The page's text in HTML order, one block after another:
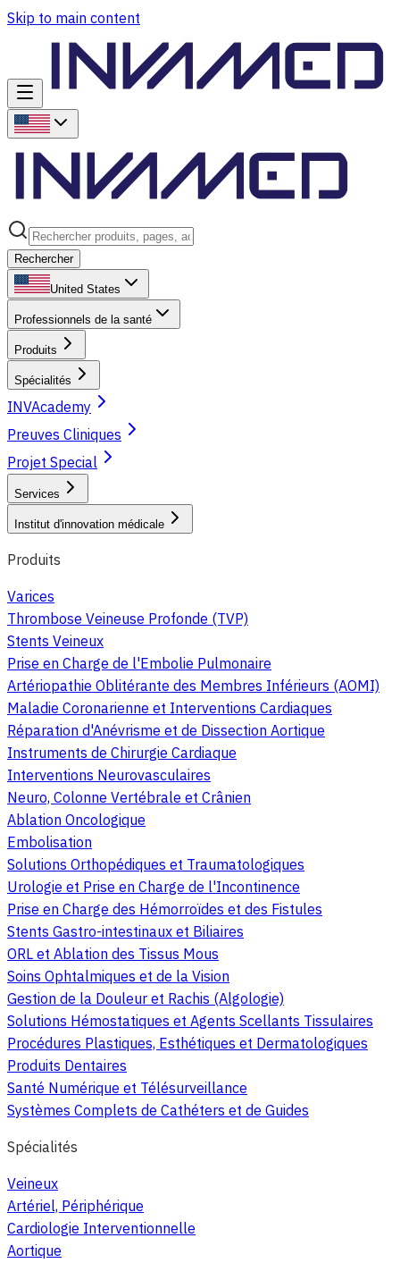
Skip to main content
Rechercher
United States
Professionnels de la santé
Produits
Spécialités
INVAcademy
Preuves Cliniques
Projet Special
Services
Institut d'innovation médicale
Produits
Varices
Thrombose Veineuse Profonde (TVP)
Stents Veineux
Prise en Charge de l'Embolie Pulmonaire
Artériopathie Oblitérante des Membres Inférieurs (AOMI)
Maladie Coronarienne et Interventions Cardiaques
Réparation d'Anévrisme et de Dissection Aortique
Instruments de Chirurgie Cardiaque
Interventions Neurovasculaires
Neuro, Colonne Vertébrale et Crânien
Ablation Oncologique
Embolisation
Solutions Orthopédiques et Traumatologiques
Urologie et Prise en Charge de l'Incontinence
Prise en Charge des Hémorroïdes et des Fistules
Stents Gastro-intestinaux et Biliaires
ORL et Ablation des Tissus Mous
Soins Ophtalmiques et de la Vision
Gestion de la Douleur et Rachis (Algologie)
Solutions Hémostatiques et Agents Scellants Tissulaires
Procédures Plastiques, Esthétiques et Dermatologiques
Produits Dentaires
Santé Numérique et Télésurveillance
Systèmes Complets de Cathéters et de Guides
Spécialités
Veineux
Artériel, Périphérique
Cardiologie Interventionnelle
Aortique